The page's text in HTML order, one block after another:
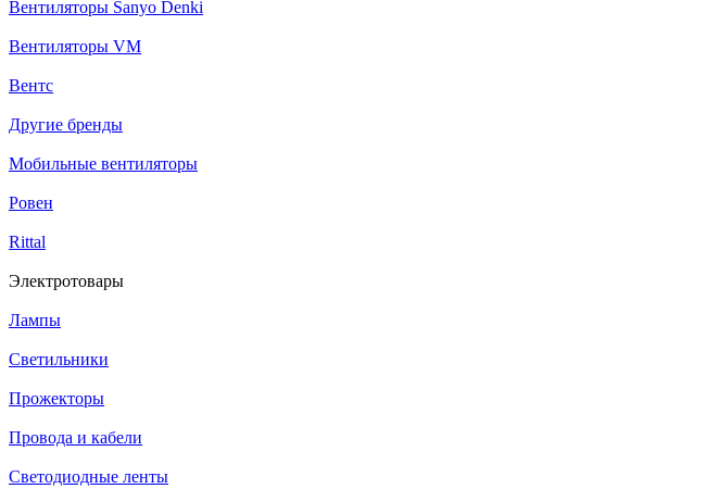
Вентиляторы Sanyo Denki
Вентиляторы VM
Вентс
Другие бренды
Мобильные вентиляторы
Ровен
Rittal
Электротовары
Лампы
Светильники
Прожекторы
Провода и кабели
Светодиодные ленты